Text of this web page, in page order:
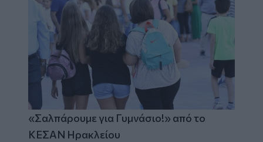
«Σαλπάρουμε για Γυμνάσιο!» από το
ΚΕΣΑΝ Ηρακλείου